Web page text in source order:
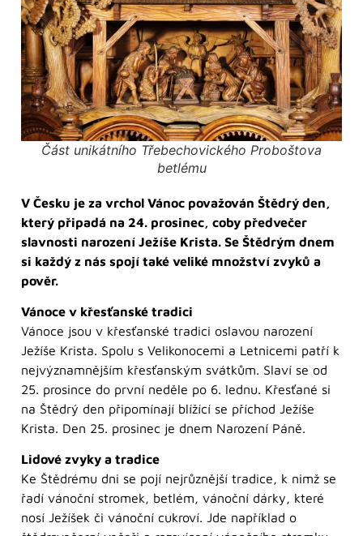
Část unikátního Třebechovického Proboštova
betlému
V Česku je za vrchol Vánoc považován Štědrý den,
který připadá na 24. prosinec, coby předvečer
slavnosti narození Ježíše Krista. Se Štědrým dnem
si každý z nás spojí také veliké množství zvyků a
pověr.
Vánoce v křesťanské tradici
Vánoce jsou v křesťanské tradici oslavou narození
Ježíše Krista. Spolu s Velikonocemi a Letnicemi patří k
nejvýznamnějším křesťanským svátkům. Slaví se od
25. prosince do první neděle po 6. lednu. Křesťané si
na Štědrý den připomínají blížící se příchod Ježíše
Krista. Den 25. prosinec je dnem Narození Páně.
Lidové zvyky a tradice
Ke Štědrému dni se pojí nejrůznější tradice, k nimž se
řadí vánoční stromek, betlém, vánoční dárky, které
nosí Ježíšek či vánoční cukroví. Jde například o